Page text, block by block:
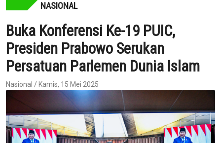
NASIONAL
Buka Konferensi Ke-19 PUIC,
Presiden Prabowo Serukan
Persatuan Parlemen Dunia Islam
Nasional / Kamis, 15 Mei 2025